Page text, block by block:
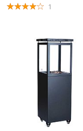
1